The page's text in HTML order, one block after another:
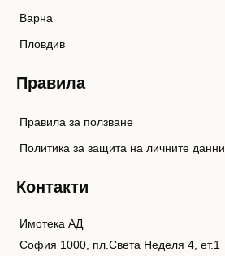
Варна
Пловдив
Правила
Правила за ползване
Политика за защита на личните данни
Контакти
Имотека АД
София 1000, пл.Света Неделя 4, ет.1